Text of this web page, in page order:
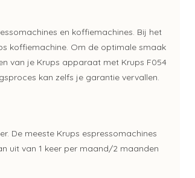
en koffiemachines. Bij het
koffiemachine. Om de optimale smaak
van je Krups apparaat met Krups F054
kan zelfs je garantie vervallen.
De meeste Krups espressomachines
uit van 1 keer per maand/2 maanden